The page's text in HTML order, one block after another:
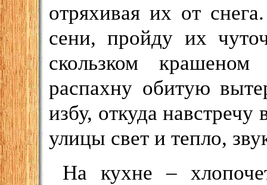
отряхивая их от
сени, пройду их
скользком
распахну обитую
избу, откуда
улицы свет и тепло,
На кухне –